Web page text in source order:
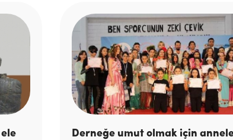
Derneğe umut olmak için